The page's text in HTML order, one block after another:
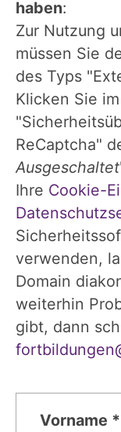
haben:
Zur Nutzung
müssen Sie
des Typs
Klicken Sie
ReCaptcha"
Ausgeschaltet
Ihre Cookie-
verwenden,
Domain
weiterhin
gibt, dann
Vorname *